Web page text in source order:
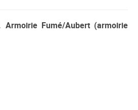
Armoirie Fumé/Aubert (armoirie